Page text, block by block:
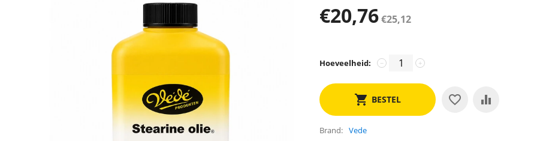
€20,76€25,12
Hoeveelheid: +
−
BESTEL
Brand Vede